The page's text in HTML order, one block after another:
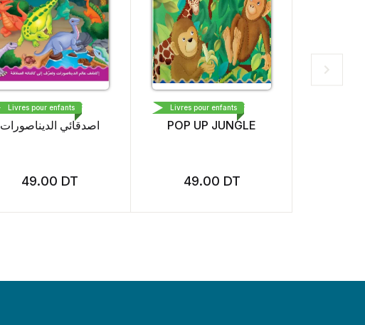
DAR AL MAAREF
اصدقائي الديناصورات
49.00 DT
Livres pour enfants DAR AL MAAREF
POP UP JUNGLE
49.00 DT
Livres pour enfants